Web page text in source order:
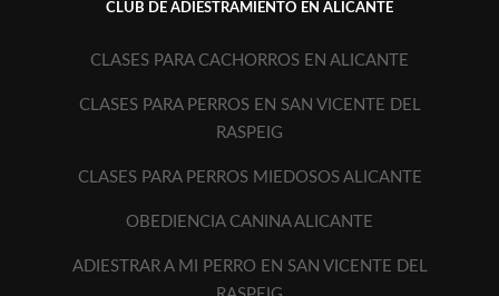
CLUB DE ADIESTRAMIENTO EN ALICANTE
CLASES PARA CACHORROS EN ALICANTE
CLASES PARA PERROS EN SAN VICENTE DEL
RASPEIG
CLASES PARA PERROS MIEDOSOS ALICANTE
OBEDIENCIA CANINA ALICANTE
ADIESTRAR A MI PERRO EN SAN VICENTE DEL